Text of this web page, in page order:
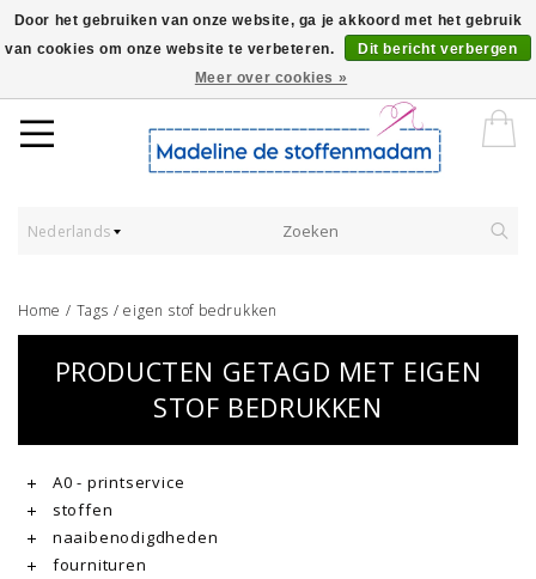
Worldwide Shipping - Onze stoffen worden verkocht per 10 cm.
Nederlands
Home / Tags /eigen stof bedrukken
PRODUCTEN GETAGD MET EIGEN
STOF BEDRUKKEN
A0 - printservice
stoffen
naaibenodigdheden
fournituren
Door het gebruiken van onze website, ga je akkoord met het gebruik
van cookies om onze website te verbeteren.
Dit bericht verbergen
Meer over cookies »